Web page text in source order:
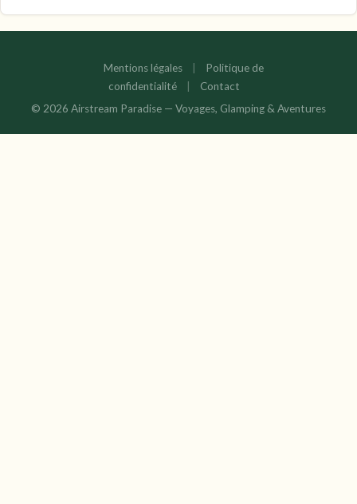
Mentions légales
Politique de
confidentialité
Contact
© 2026 Airstream Paradise — Voyages, Glamping & Aventures